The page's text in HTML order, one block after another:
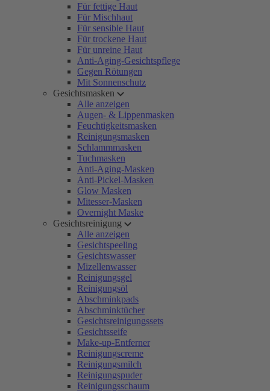
Für fettige Haut
Für Mischhaut
Für sensible Haut
Für trockene Haut
Für unreine Haut
Anti-Aging-Gesichtspflege
Gegen Rötungen
Mit Sonnenschutz
Gesichtsmasken
Alle anzeigen
Augen- & Lippenmasken
Feuchtigkeitsmasken
Reinigungsmasken
Schlammmasken
Tuchmasken
Anti-Aging-Masken
Anti-Pickel-Masken
Glow Masken
Mitesser-Masken
Overnight Maske
Gesichtsreinigung
Alle anzeigen
Gesichtspeeling
Gesichtswasser
Mizellenwasser
Reinigungsgel
Reinigungsöl
Abschminkpads
Abschminktücher
Gesichtsreinigungssets
Gesichtsseife
Make-up-Entferner
Reinigungscreme
Reinigungsmilch
Reinigungspuder
Reinigungsschaum